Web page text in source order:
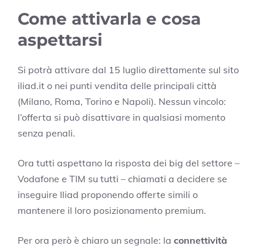
Come attivarla e cosa
aspettarsi
Si potrà attivare dal 15 luglio direttamente sul sito
iliad.it o nei punti vendita delle principali città
(Milano, Roma, Torino e Napoli). Nessun vincolo:
l’offerta si può disattivare in qualsiasi momento
senza penali.
Ora tutti aspettano la risposta dei big del settore –
Vodafone e TIM su tutti – chiamati a decidere se
inseguire Iliad proponendo offerte simili o
mantenere il loro posizionamento premium.
Per ora però è chiaro un segnale: la connettività